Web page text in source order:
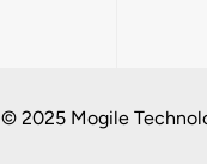
© 2025 Mogile